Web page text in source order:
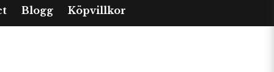
Blogg Köpvillkor